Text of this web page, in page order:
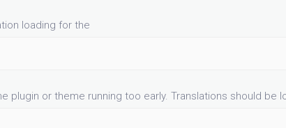
loading for the
or theme running too early. Translations should be